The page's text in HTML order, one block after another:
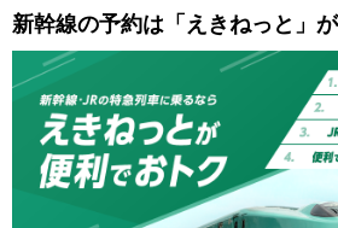
新幹線の予約は「えきねっと」が